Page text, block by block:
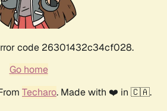
code 26301432c34cf028.
Go home
Techaro. Made with ❤️ in 🇨🇦.